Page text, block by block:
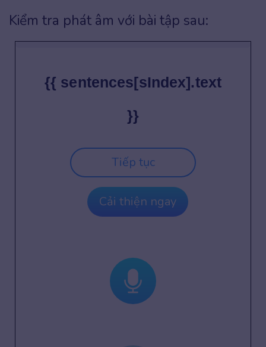
Kiểm tra phát âm với bài tập sau:
{{ sentences[sIndex].text
}}
Tiếp tục
Cải thiện ngay